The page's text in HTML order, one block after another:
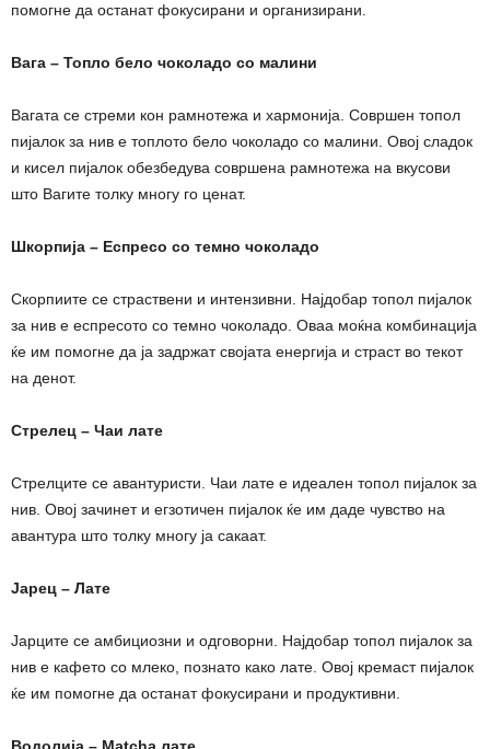
помогне да останат фокусирани и организирани.
Вага – Топло бело чоколадо со малини
Вагата се стреми кон рамнотежа и хармонија. Совршен топол
пијалок за нив е топлото бело чоколадо со малини. Овој сладок
и кисел пијалок обезбедува совршена рамнотежа на вкусови
што Вагите толку многу го ценат.
Шкорпија – Еспресо со темно чоколадо
Скорпиите се страствени и интензивни. Најдобар топол пијалок
за нив е еспресото со темно чоколадо. Оваа моќна комбинација
ќе им помогне да ја задржат својата енергија и страст во текот
на денот.
Стрелец – Чаи лате
Стрелците се авантуристи. Чаи лате е идеален топол пијалок за
нив. Овој зачинет и егзотичен пијалок ќе им даде чувство на
авантура што толку многу ја сакаат.
Јарец – Лате
Јарците се амбициозни и одговорни. Најдобар топол пијалок за
нив е кафето со млеко, познато како лате. Овој кремаст пијалок
ќе им помогне да останат фокусирани и продуктивни.